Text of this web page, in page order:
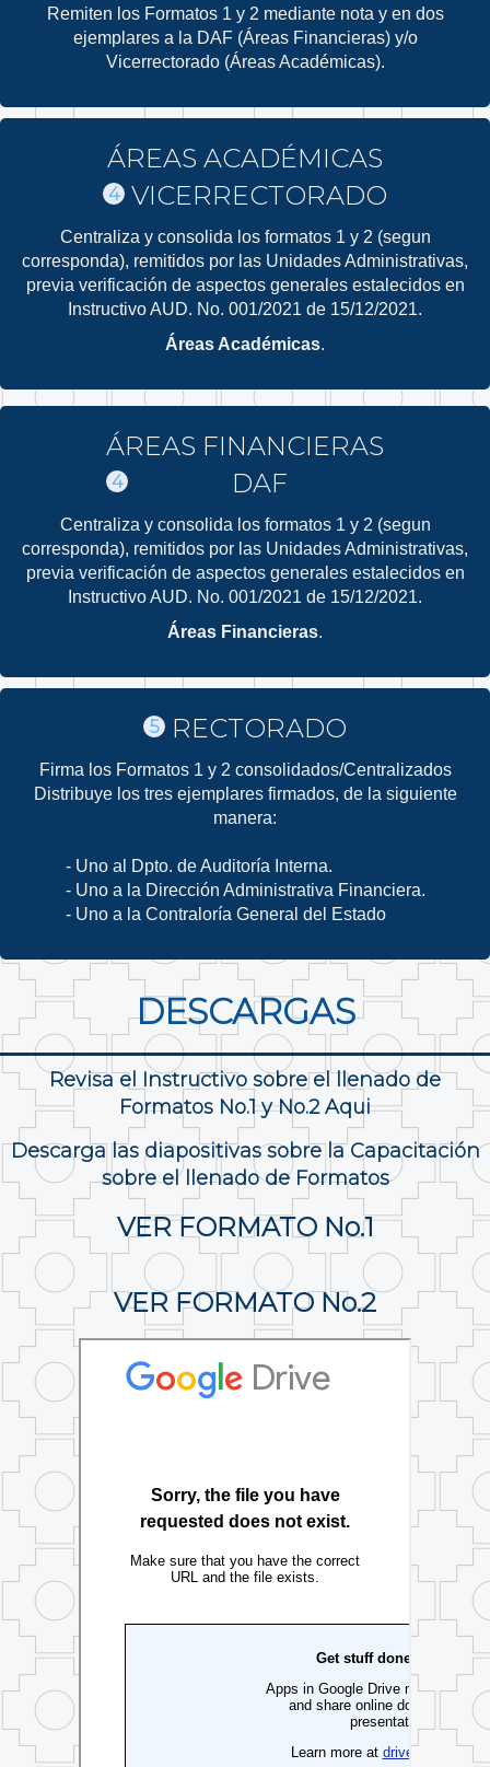
Remiten los Formatos 1 y 2 mediante nota y en dos
ejemplares a la DAF (Áreas Financieras) y/o
Vicerrectorado (Áreas Académicas).
ÁREAS ACADÉMICAS
4 VICERRECTORADO
Centraliza y consolida los formatos 1 y 2 (segun
corresponda), remitidos por las Unidades Administrativas,
previa verificación de aspectos generales estalecidos en
Instructivo AUD. No. 001/2021 de 15/12/2021.
Áreas Académicas.
ÁREAS FINANCIERAS
4 DAF
Centraliza y consolida los formatos 1 y 2 (segun
corresponda), remitidos por las Unidades Administrativas,
previa verificación de aspectos generales estalecidos en
Instructivo AUD. No. 001/2021 de 15/12/2021.
Áreas Financieras.
5 RECTORADO
Firma los Formatos 1 y 2 consolidados/Centralizados
Distribuye los tres ejemplares firmados, de la siguiente
manera:
- Uno al Dpto. de Auditoría Interna.
- Uno a la Dirección Administrativa Financiera.
- Uno a la Contraloría General del Estado
DESCARGAS
Revisa el Instructivo sobre el llenado de
Formatos No.1 y No.2 Aqui
Descarga las diapositivas sobre la Capacitación
sobre el llenado de Formatos
VER FORMATO No.1
VER FORMATO No.2